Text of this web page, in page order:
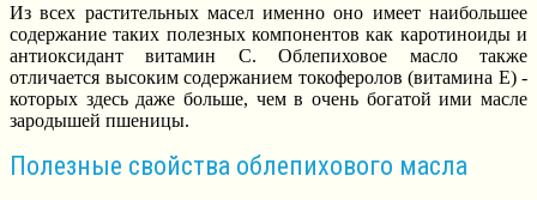
Из всех растительных масел именно оно имеет наибольшее
содержание таких полезных компонентов как каротиноиды и
антиоксидант витамин С. Облепиховое масло также
отличается высоким содержанием токоферолов (витамина Е) -
которых здесь даже больше, чем в очень богатой ими масле
зародышей пшеницы.
Полезные свойства облепихового масла